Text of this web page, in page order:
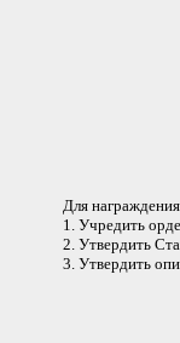
Для награждения
1. Учредить
2. Утвердить
3. Утвердить